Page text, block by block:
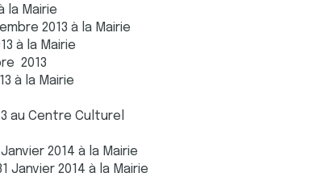
la Mairie
2013 à la Mairie
à la Mairie
2013
à la Mairie
au Centre Culturel
Janvier 2014 à la Mairie
31 Janvier 2014 à la Mairie